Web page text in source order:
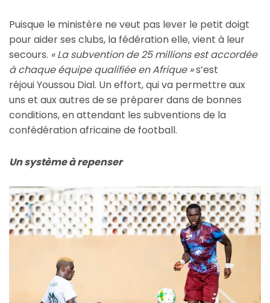
Puisque le ministère ne veut pas lever le petit doigt
pour aider ses clubs, la fédération elle, vient à leur
secours. « La subvention de 25 millions est accordée
à chaque équipe qualifiée en Afrique »s’est
réjoui Youssou Dial. Un effort, qui va permettre aux
uns et aux autres de se préparer dans de bonnes
conditions, en attendant les subventions de la
confédération africaine de football.
Un système à repenser